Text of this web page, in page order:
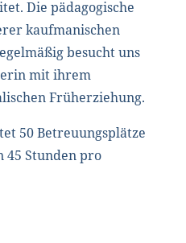
Die pädagogische
kaufmanischen
besucht uns
mit ihrem
Früherziehung.
50 Betreuungsplätze
45 Stunden pro